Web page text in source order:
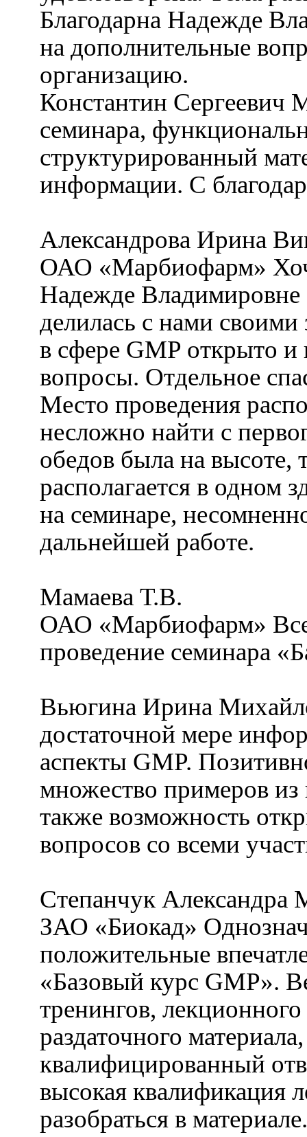
Благодарна Надежде
на дополнительные
организацию.
Константин Сергеевич
семинара,
структурированный
информации. С
Александрова Ирина
ОАО «Марбиофарм»
Надежде Владимировне
делилась с нами
в сфере GMP открыто
вопросы. Отдельное
Место проведения
несложно найти с
обедов была на высоте,
располагается в одном
на семинаре,
дальнейшей работе.
Мамаева Т.В.
ОАО «Марбиофарм»
проведение семинара
Вьюгина Ирина
достаточной мере
аспекты GMP.
множество примеров из
также возможность
вопросов со всеми
Степанчук Александра
ЗАО «Биокад»
положительные
«Базовый курс GMP».
тренингов,
раздаточного
квалифицированный
высокая квалификация
разобраться в